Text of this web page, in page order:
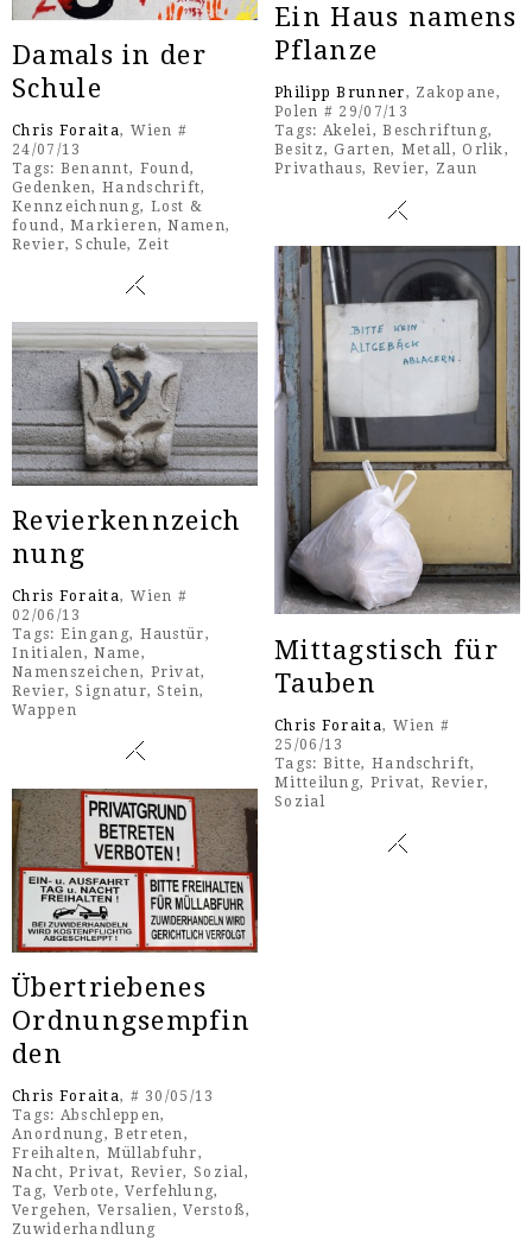
Ein Haus namens
Pflanze
Philipp Brunner, Zakopane,
Polen # 29/07/13
Tags: Akelei ,Beschriftung,
Besitz,Garten, Metall , Orlik ,
Privathaus, Revier, Zaun
Damals in der
Schule
Chris Foraita, Wien #
24/07/13
Tags: Benannt, Found,
Gedenken,Handschrift,
Kennzeichnung, Lost &
found,Markieren,Namen,
Revier,Schule, Zeit
Mittagstisch für
Tauben
Chris Foraita, Wien #
25/06/13
Tags: Bitte, Handschrift,
Mitteilung, Privat,Revier,
Sozial
Revierkennzeich
nung
Chris Foraita, Wien #
02/06/13
Tags: Eingang, Haustür,
Initialen,Name,
Namenszeichen, Privat,
Revier,Signatur,Stein,
Wappen
Übertriebenes
Ordnungsempfin
den
Chris Foraita, # 30/05/13
Tags: Abschleppen,
Anordnung,Betreten,
Freihalten, Müllabfuhr,
Nacht,Privat, Revier, Sozial,
Tag, Verbote,Verfehlung,
Vergehen,Versalien,Verstoß,
Zuwiderhandlung